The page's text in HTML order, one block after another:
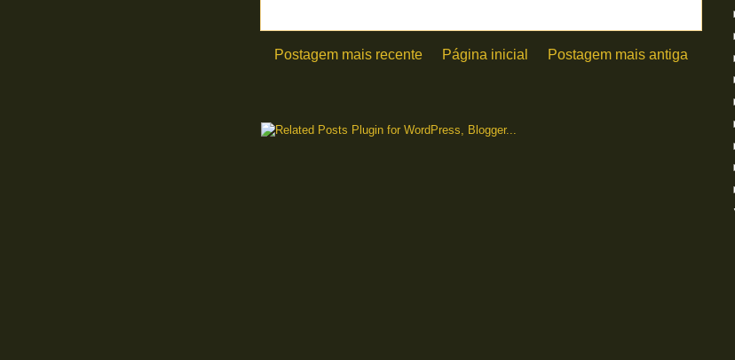
Postagem mais recente Postagem mais antiga
Página inicial